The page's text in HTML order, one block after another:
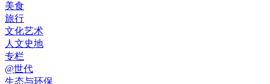
美食
旅行
文化艺术
人文史地
专栏
@世代
生态与环保